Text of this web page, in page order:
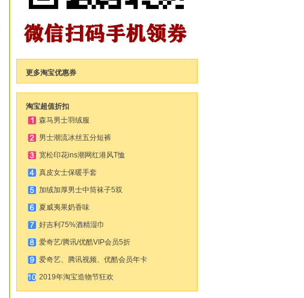
更多淘宝优惠券
淘宝超值折扣
森马男士羽绒服
男士潮流冰丝五分短裤
宽松印花ins潮网红港风T恤
真皮女士保暖手套
加绒加厚男士中筒袜子5双
夏威夷果奶香味
好吉利75%酒精湿巾
爱奇艺/腾讯/优酷VIP会员5折
爱奇艺、腾讯视频、优酷会员年卡
2019年淘宝造物节狂欢